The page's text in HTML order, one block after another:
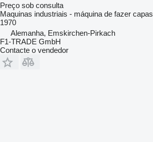
Preço sob consulta
Maquinas industriais - máquina de fazer capas
1970
Alemanha, Emskirchen-Pirkach
F1-TRADE GmbH
Contacte o vendedor